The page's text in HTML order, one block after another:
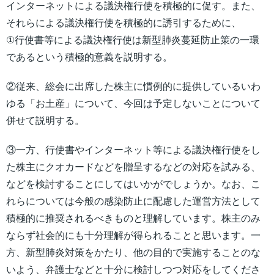
インターネットによる議決権行使を積極的に促す。また、
それらによる議決権行使を積極的に誘引するために、
①行使書等による議決権行使は新型肺炎蔓延防止策の一環
であるという積極的意義を説明する。
②従来、総会に出席した株主に慣例的に提供しているいわ
ゆる「お土産」について、今回は予定しないことについて
併せて説明する。
③一方、行使書やインターネット等による議決権行使をし
た株主にクオカードなどを贈呈するなどの対応を試みる、
などを検討することにしてはいかがでしょうか。なお、こ
れらについては今般の感染防止に配慮した運営方法として
積極的に推奨されるべきものと理解しています。株主のみ
ならず社会的にも十分理解が得られることと思います。一
方、新型肺炎対策をかたり、他の目的で実施することのな
いよう、弁護士などと十分に検討しつつ対応をしてくださ